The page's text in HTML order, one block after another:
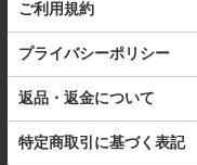
ご利用規約
プライバシーポリシー
返品・返金について
特定商取引に基づく表記